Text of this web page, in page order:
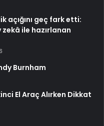
açığını geç fark etti:
ile hazırlanan
Burnham
El Araç Alırken Dikkat